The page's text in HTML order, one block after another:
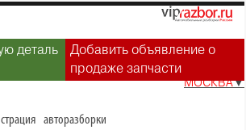
деталь
Добавить объявление о
продаже запчасти
МОСКВА▼
авторазборки